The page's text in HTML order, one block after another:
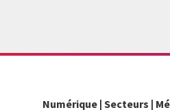
Numérique | Secteurs |